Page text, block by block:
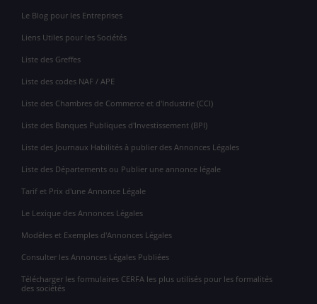
Le Blog pour les Entreprises
Liens Utiles pour les Sociétés
Liste des Greffes
Liste des codes NAF / APE
Liste des Chambres de Commerce et d'Industrie (CCI)
Liste des Banques Publiques d'Investissement (BPI)
Liste des Journaux Habilités à publier des Annonces Légales
Liste des Départements ou Publier une annonce légale
Tarif et Prix d'une Annonce Légale
Le Lexique des Annonces Légales
Modèles et Exemples d'Annonces Légales
Consulter les Annonces Légales Publiées
Télécharger les formulaires CERFA les plus utilisés pour les formalités
des sociétés